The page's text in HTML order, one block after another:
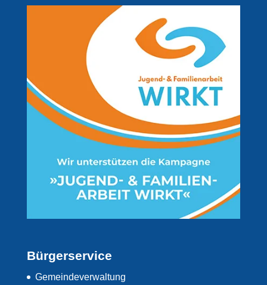
Bürgerservice
Gemeindeverwaltung